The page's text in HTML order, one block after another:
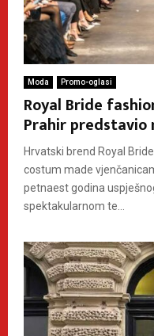
Moda Promo-oglasi
Royal Bride
Prahir predstavio
Hrvatski brend Royal
costum made
petnaest godina
spektakularnom te...